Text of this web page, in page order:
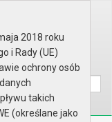
na stronie:
2018 roku
i Rady (UE)
ochrony osób
takich
(określane jako